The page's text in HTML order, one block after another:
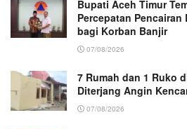
Bupati Aceh Timur
Percepatan Pencairan
bagi Korban Banjir
07/08/2026
7 Rumah dan 1 Ruko
Diterjang Angin
07/08/2026